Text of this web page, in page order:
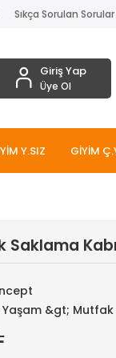
Sıkça Sorulan Sorular
Giriş Yap
Üye Ol
Y.SIZ GİYİM
Saklama Kabı
Yaşam &gt;